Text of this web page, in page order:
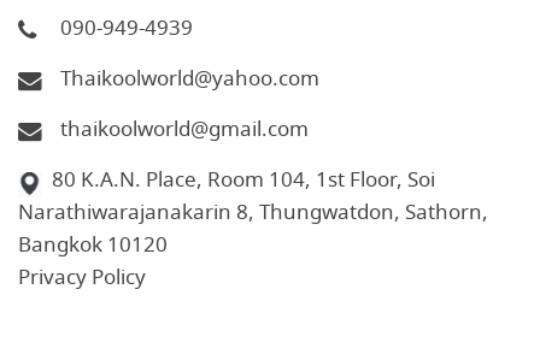
090-949-4939
Thaikoolworld@yahoo.com
thaikoolworld@gmail.com
80 K.A.N. Place, Room 104, 1st Floor, Soi
Narathiwarajanakarin 8, Thungwatdon, Sathorn,
Bangkok 10120
Privacy Policy